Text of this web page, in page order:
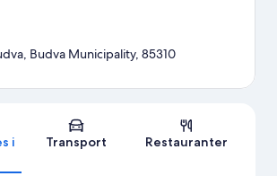
Kart
Budva Municipality, 85310
i
Transport Restauranter